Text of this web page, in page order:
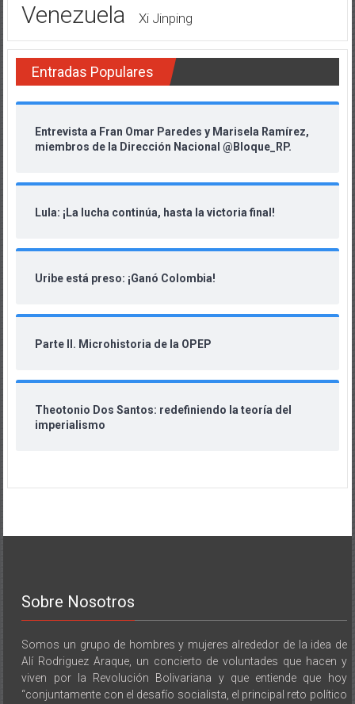
Venezuela Xi Jinping
Entradas Populares
Entrevista a Fran Omar Paredes y Marisela Ramírez,
miembros de la Dirección Nacional @Bloque_RP.
Lula: ¡La lucha continúa, hasta la victoria final!
Uribe está preso: ¡Ganó Colombia!
Parte II. Microhistoria de la OPEP
Theotonio Dos Santos: redefiniendo la teoría del
imperialismo
Sobre Nosotros
Somos un grupo de hombres y mujeres alrededor de la idea de
Alí Rodriguez Araque, un concierto de voluntades que hacen y
viven por la Revolución Bolivariana y que entiende que hoy
“conjuntamente con el desafío socialista, el principal reto político